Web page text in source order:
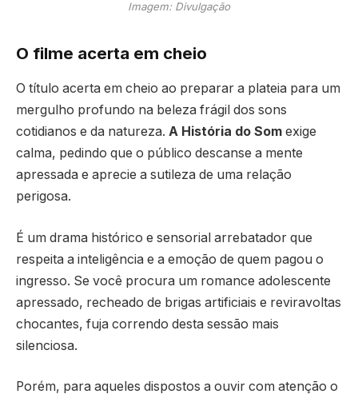
Imagem: Divulgação
O filme acerta em cheio
O título acerta em cheio ao preparar a plateia para um
mergulho profundo na beleza frágil dos sons
cotidianos e da natureza. A História do Som exige
calma, pedindo que o público descanse a mente
apressada e aprecie a sutileza de uma relação
perigosa.
É um drama histórico e sensorial arrebatador que
respeita a inteligência e a emoção de quem pagou o
ingresso. Se você procura um romance adolescente
apressado, recheado de brigas artificiais e reviravoltas
chocantes, fuja correndo desta sessão mais
silenciosa.
Porém, para aqueles dispostos a ouvir com atenção o